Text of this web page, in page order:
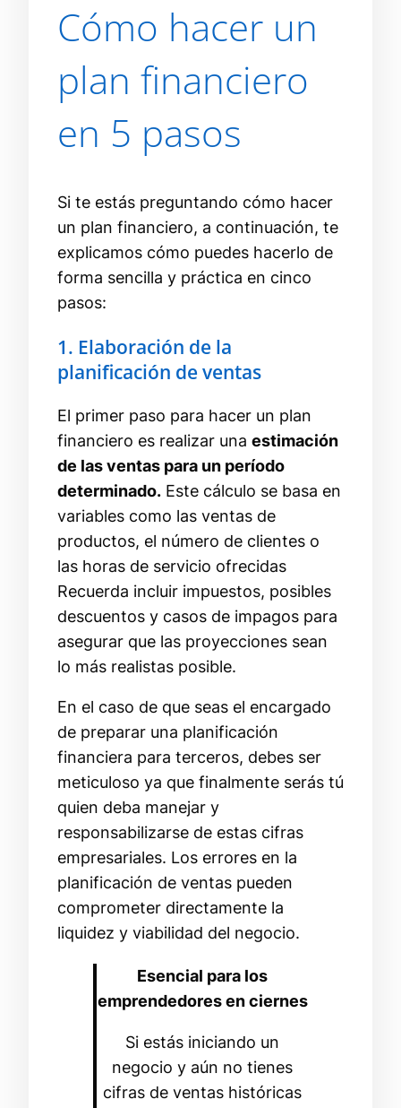
Cómo hacer un
plan financiero
en 5 pasos
Si te estás preguntando cómo hacer
un plan financiero, a continuación, te
explicamos cómo puedes hacerlo de
forma sencilla y práctica en cinco
pasos:
1. Elaboración de la
planificación de ventas
El primer paso para hacer un plan
financiero es realizar una estimación
de las ventas para un período
determinado. Este cálculo se basa en
variables como las ventas de
productos, el número de clientes o
las horas de servicio ofrecidas
Recuerda incluir impuestos, posibles
descuentos y casos de impagos para
asegurar que las proyecciones sean
lo más realistas posible.
En el caso de que seas el encargado
de preparar una planificación
financiera para terceros, debes ser
meticuloso ya que finalmente serás tú
quien deba manejar y
responsabilizarse de estas cifras
empresariales. Los errores en la
planificación de ventas pueden
comprometer directamente la
liquidez y viabilidad del negocio.
Esencial para los
emprendedores en ciernes
Si estás iniciando un
negocio y aún no tienes
cifras de ventas históricas